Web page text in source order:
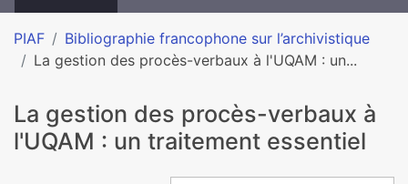
PIAF
Bibliographie francophone sur l’archivistique
La gestion des procès-verbaux à l'UQAM : un...
La gestion des procès-verbaux à
l'UQAM : un traitement essentiel